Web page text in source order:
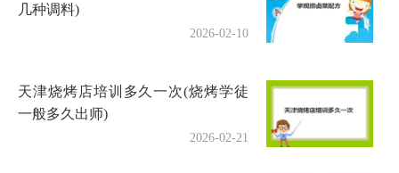
几种调料)
2026-02-10
天津烧烤店培训多久一次(烧烤学徒
一般多久出师)
2026-02-21